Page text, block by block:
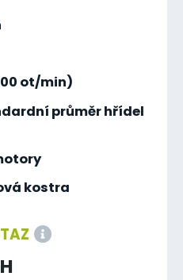
ot/min)
průměr hřídel
kostra